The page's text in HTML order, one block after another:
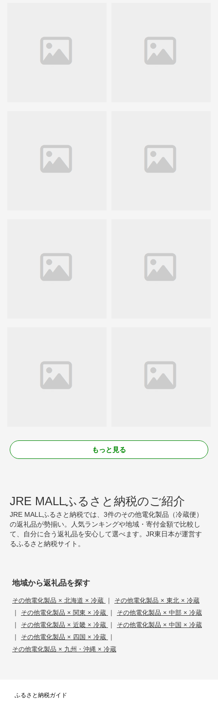
もっと見る
JRE MALLふるさと納税のご紹介
JRE MALLふるさと納税では、3件のその他電化製品（冷蔵便）
の返礼品が勢揃い。人気ランキングや地域・寄付金額で比較し
て、自分に合う返礼品を安心して選べます。JR東日本が運営す
るふるさと納税サイト。
地域から返礼品を探す
その他電化製品 × 北海道 × 冷蔵 | その他電化製品 × 東北 × 冷蔵
| その他電化製品 × 関東 × 冷蔵 | その他電化製品 × 中部 × 冷蔵
| その他電化製品 × 近畿 × 冷蔵 | その他電化製品 × 中国 × 冷蔵
| その他電化製品 × 四国 × 冷蔵 |
その他電化製品 × 九州・沖縄 × 冷蔵
ふるさと納税ガイド